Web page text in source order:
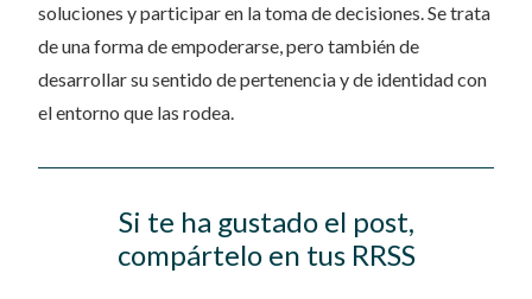
soluciones y participar en la toma de decisiones. Se trata
de una forma de empoderarse, pero también de
desarrollar su sentido de pertenencia y de identidad con
el entorno que las rodea.
Si te ha gustado el post,
compártelo en tus RRSS